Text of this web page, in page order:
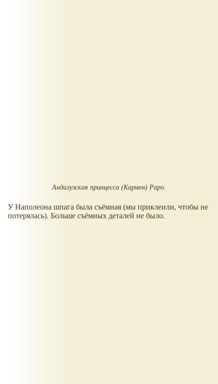
Андалузская принцесса (Кармен) Papo.
У Наполеона шпага была съёмная (мы приклеили, чтобы не
потерялась). Больше съёмных деталей не было.